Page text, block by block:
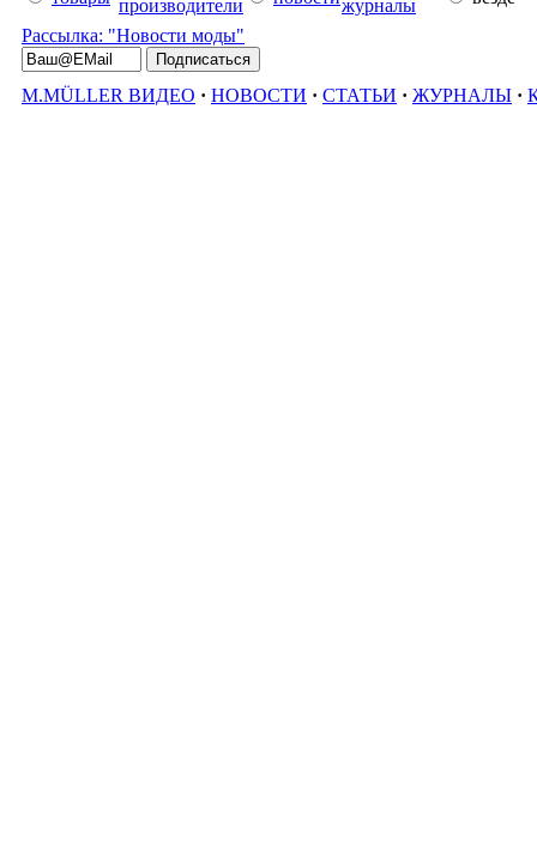
производители журналы
Рассылка: "Новости моды"
M.MÜLLER ВИДЕО · НОВОСТИ · СТАТЬИ · ЖУРНАЛЫ ·